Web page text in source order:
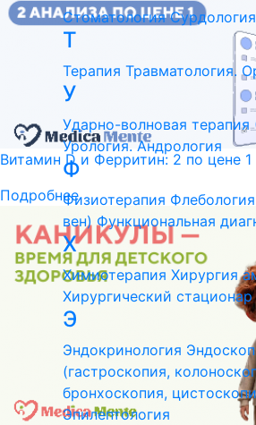
Витамин D и Ферритин: 2 по цене 1
Подробнее
Стоматология Сурдология
Т
Терапия Травматология.
У
Ударно-волновая терапия
Урология. Андрология
Ф
Физиотерапия
вен) Функциональная
Х
Химиотерапия Хирургия
Хирургический стационар
Э
Эндокринология
(гастроскопия,
бронхоскопия,
Эпилептология